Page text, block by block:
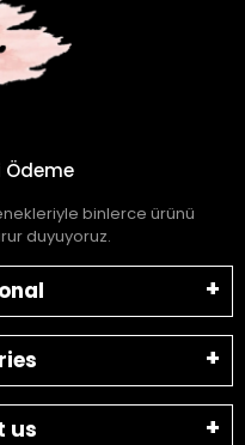
Ödeme
binlerce ürünü
duyuyoruz.
us